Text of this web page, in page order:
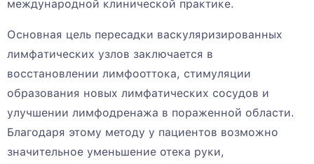
международной клинической практике.
Основная цель пересадки васкуляризированных
лимфатических узлов заключается в
восстановлении лимфооттока, стимуляции
образования новых лимфатических сосудов и
улучшении лимфодренажа в пораженной области.
Благодаря этому методу у пациентов возможно
значительное уменьшение отека руки,